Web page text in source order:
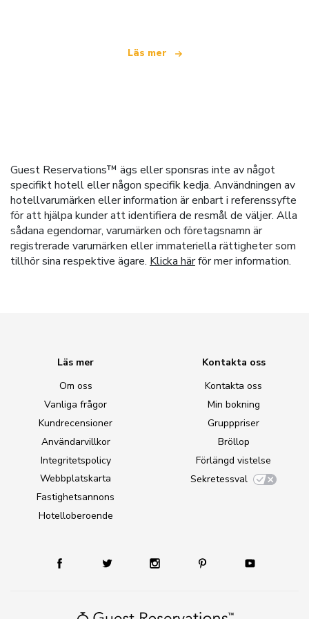
Läs mer
Guest Reservations™ ägs eller sponsras inte av något
specifikt hotell eller någon specifik kedja. Användningen av
hotellvarumärken eller information är enbart i referenssyfte
för att hjälpa kunder att identifiera de resmål de väljer. Alla
sådana egendomar, varumärken och företagsnamn är
registrerade varumärken eller immateriella rättigheter som
tillhör sina respektive ägare. Klicka härför mer information.
Läs mer
Om oss
Vanliga frågor
Kundrecensioner
Användarvillkor
Integritetspolicy
Webbplatskarta
Fastighetsannons
Hotelloberoende
Kontakta oss
Kontakta oss
Min bokning
Grupppriser
Bröllop
Förlängd vistelse
Sekretessval